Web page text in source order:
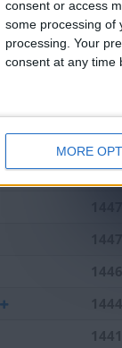
consent or access
some processing of
processing. Your
consent at any time
MORE